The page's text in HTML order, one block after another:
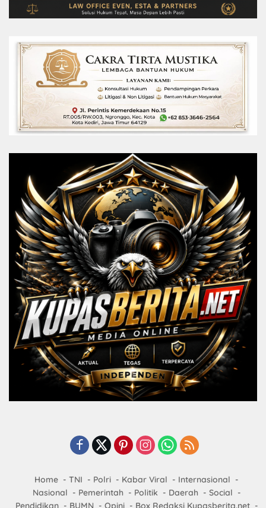
Home TNI Polri Kabar Viral
Internasional
Nasional
Pemerintah Politik Daerah
Social
Pendidikan
BUMN Opini Box Redaksi Kupasberita.net